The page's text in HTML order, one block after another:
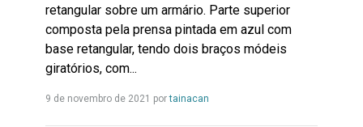
retangular sobre um armário. Parte superior
composta pela prensa pintada em azul com
base retangular, tendo dois braços módeis
giratórios, com...
9 de novembro de 2021 portainacanLeia